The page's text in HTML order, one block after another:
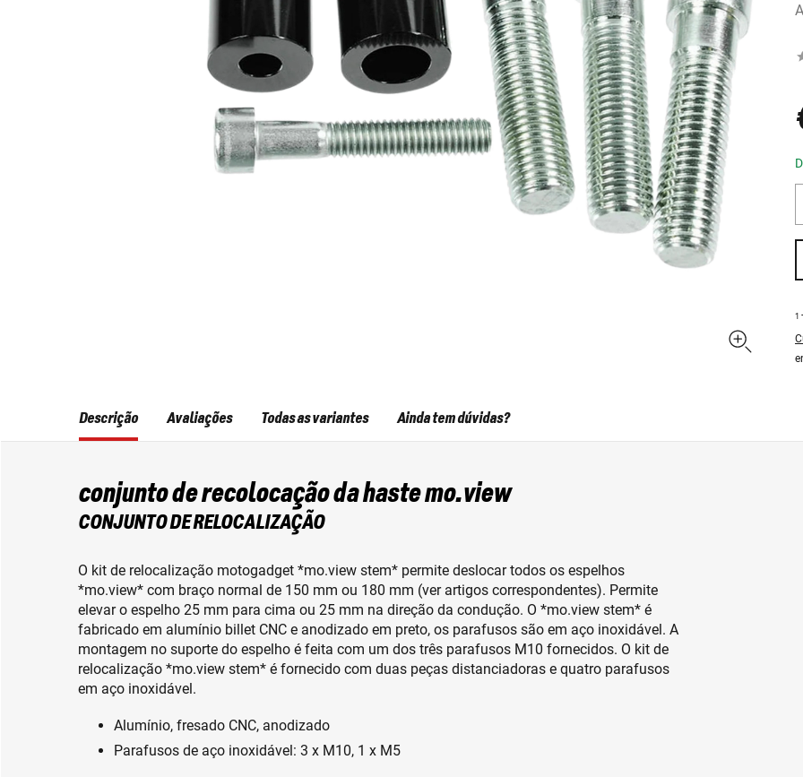
1
Descrição
conjunto de recolocação da haste mo.view
CONJUNTO DE RELOCALIZAÇÃO
O kit de relocalização motogadget *mo.view stem* permite deslocar todos os espelhos
*mo.view* com braço normal de 150 mm ou 180 mm (ver artigos correspondentes). Permite
elevar o espelho 25 mm para cima ou 25 mm na direção da condução. O *mo.view stem* é
fabricado em alumínio billet CNC e anodizado em preto, os parafusos são em aço inoxidável. A
montagem no suporte do espelho é feita com um dos três parafusos M10 fornecidos. O kit de
relocalização *mo.view stem* é fornecido com duas peças distanciadoras e quatro parafusos
em aço inoxidável.
Alumínio, fresado CNC, anodizado
Parafusos de aço inoxidável: 3 x M10, 1 x M5
Avaliações Todas as variantes Ainda tem dúvidas?